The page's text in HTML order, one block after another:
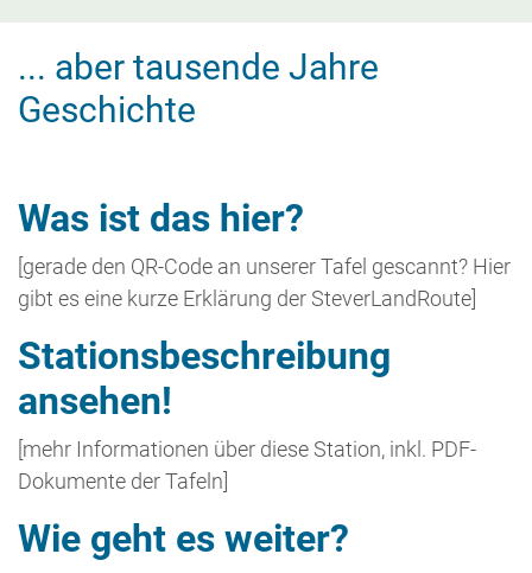
Dokumente der Tafeln]
Wie geht es weiter?
Alle Stationen der
SteverLandRoute ansehen!
[für den Überblick]
Was ist das hier?
Diese Station ist Teil des familienfreundlichen
RadwegesSteverLandRoute. Die SteverLandRoute
lässt von der Quelle bis zur Mündung des kleinen